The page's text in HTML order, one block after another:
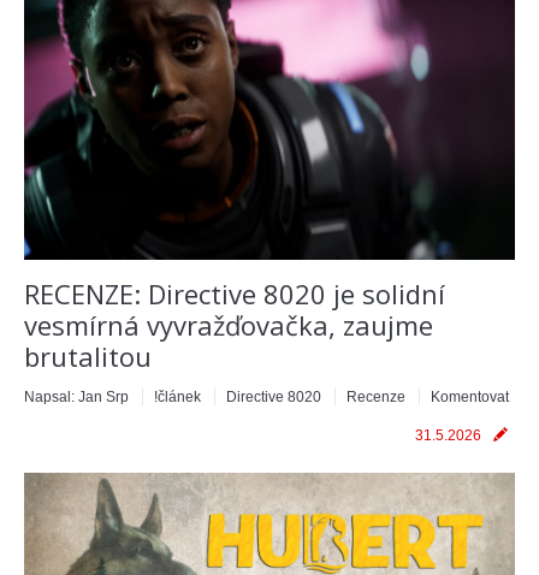
RECENZE: Directive 8020 je solidní
vesmírná vyvražďovačka, zaujme
brutalitou
Napsal: Jan Srp !článek Directive 8020 Recenze Komentovat
31.5.2026